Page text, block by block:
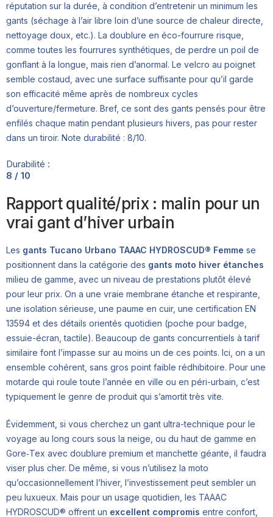
réputation sur la durée, à condition d’entretenir un minimum les
gants (séchage à l’air libre loin d’une source de chaleur directe,
nettoyage doux, etc.). La doublure en éco-fourrure risque,
comme toutes les fourrures synthétiques, de perdre un poil de
gonflant à la longue, mais rien d’anormal. Le velcro au poignet
semble costaud, avec une surface suffisante pour qu’il garde
son efficacité même après de nombreux cycles
d’ouverture/fermeture. Bref, ce sont des gants pensés pour être
enfilés chaque matin pendant plusieurs hivers, pas pour rester
dans un tiroir. Note durabilité : 8/10.
Durabilité :
8 / 10
Rapport qualité/prix : malin pour un
vrai gant d’hiver urbain
Les gants Tucano Urbano TAAAC HYDROSCUD® Femme se
positionnent dans la catégorie des gants moto hiver étanches
milieu de gamme, avec un niveau de prestations plutôt élevé
pour leur prix. On a une vraie membrane étanche et respirante,
une isolation sérieuse, une paume en cuir, une certification EN
13594 et des détails orientés quotidien (poche pour badge,
essuie-écran, tactile). Beaucoup de gants concurrentiels à tarif
similaire font l’impasse sur au moins un de ces points. Ici, on a un
ensemble cohérent, sans gros point faible rédhibitoire. Pour une
motarde qui roule toute l’année en ville ou en péri-urbain, c’est
typiquement le genre de produit qui s’amortit très vite.
Évidemment, si vous cherchez un gant ultra-technique pour le
voyage au long cours sous la neige, ou du haut de gamme en
Gore‑Tex avec doublure premium et manchette géante, il faudra
viser plus cher. De même, si vous n’utilisez la moto
qu’occasionnellement l’hiver, l’investissement peut sembler un
peu luxueux. Mais pour un usage quotidien, les TAAAC
HYDROSCUD® offrent un excellent compromis entre confort,